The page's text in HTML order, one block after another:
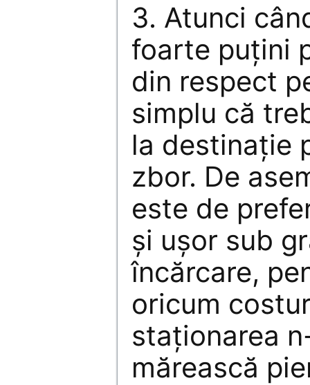
3. Atunci
foarte puţini
din respect
simplu că
la destinaţie
zbor. De
este de
şi uşor sub
încărcare,
oricum
staţionarea
mărească